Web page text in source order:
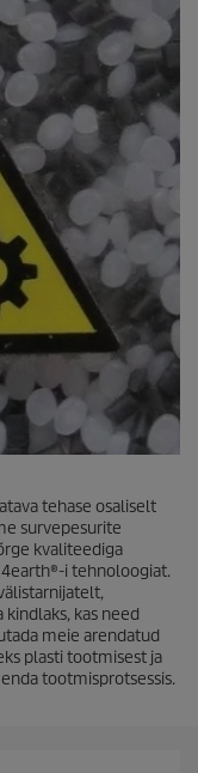
tehase osaliselt
survepesurite
kvaliteediga
i tehnoloogiat.
kas need
meie arendatud
plasti tootmisest ja
tootmisprotsessis.